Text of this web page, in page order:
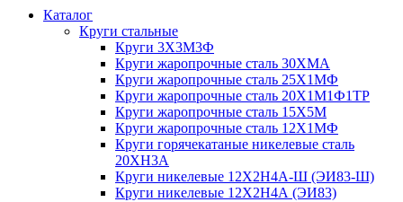
Каталог
Круги стальные
Круги 3Х3М3Ф
Круги жаропрочные сталь 30ХМА
Круги жаропрочные сталь 25Х1МФ
Круги жаропрочные сталь 20Х1М1Ф1ТР
Круги жаропрочные сталь 15Х5М
Круги жаропрочные сталь 12Х1МФ
Круги горячекатаные никелевые сталь
20ХН3А
Круги никелевые 12Х2Н4А-Ш (ЭИ83-Ш)
Круги никелевые 12Х2Н4А (ЭИ83)